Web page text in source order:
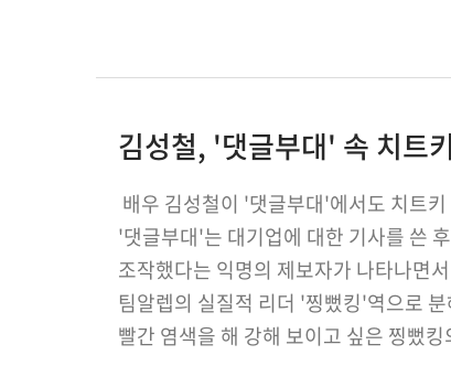
김성철, '댓글부대' 속 치트키
배우 김성철이 '댓글부대'에서도 치트
'댓글부대'는 대기업에 대한 기사를 쓴
조작했다는 익명의 제보자가 나타나면
팀알렙의 실질적 리더 '찡뻤킹'역으로
빨간 염색을 해 강해 보이고 싶은 찡뻤